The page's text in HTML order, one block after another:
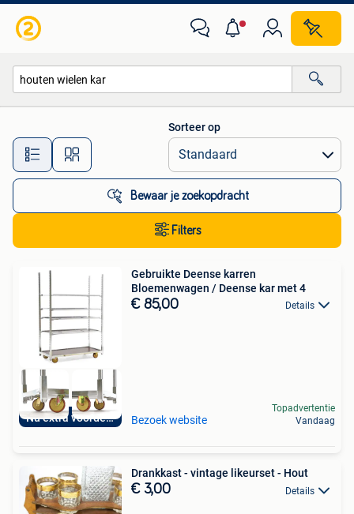
Alle afstanden…
Sorteer op
Bewaar je zoekopdracht
Filters
Nu extra voordelig
Gebruikte Deense karren
Bloemenwagen / Deense kar met 4
€ 85,00 Details
Bezoek website
Topadvertentie
Vandaag
Drankkast - vintage likeurset - Hout
€ 3,00 Details